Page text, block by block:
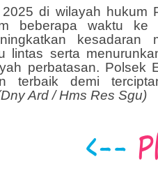
di wilayah hukum
beberapa waktu ke
kesadaran
lintas serta
perbatasan. Polsek
terbaik demi
Ard / Hms Res Sgu)